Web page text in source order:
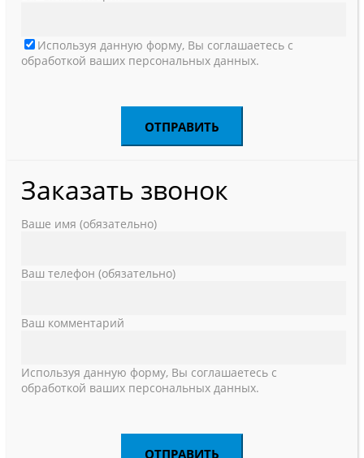
Используя данную форму, Вы соглашаетесь с
обработкой ваших персональных данных.
Заказать звонок
Ваше имя (обязательно)
Ваш телефон (обязательно)
Ваш комментарий
Используя данную форму, Вы соглашаетесь с
обработкой ваших персональных данных.